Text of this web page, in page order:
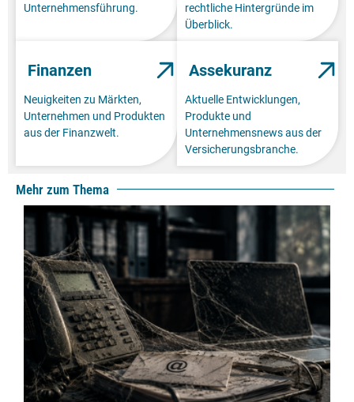
Unternehmensführung.
rechtliche Hintergründe im
Überblick.
Finanzen
Neuigkeiten zu Märkten,
Unternehmen und Produkten
aus der Finanzwelt.
Assekuranz
Aktuelle Entwicklungen,
Produkte und
Unternehmensnews aus der
Versicherungsbranche.
Mehr zum Thema